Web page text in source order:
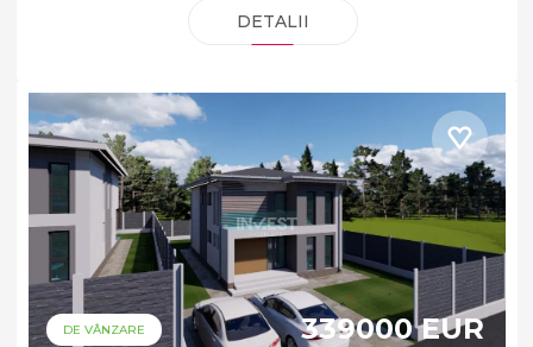
DETALII
DE VÂNZARE 339000 EUR